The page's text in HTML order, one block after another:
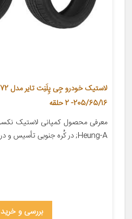
205/65/16- 2 حلقه
Heung-A; در کُره­ جنوبی تأسیس و در سال 2000 نام […]
بررسی و خرید